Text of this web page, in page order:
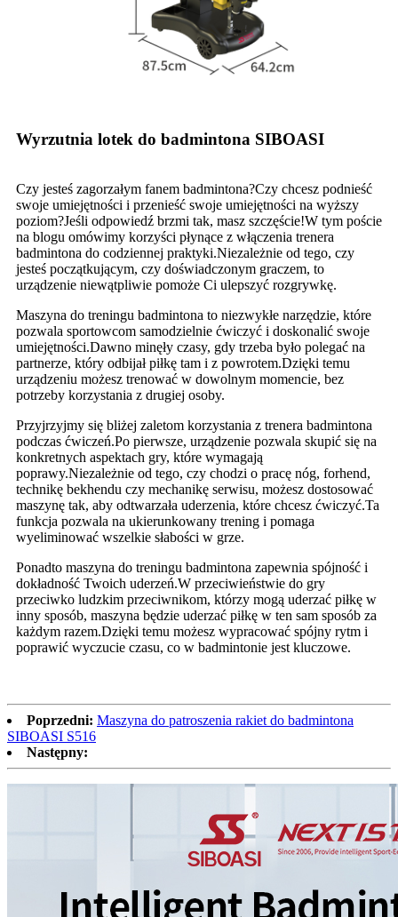
Wyrzutnia lotek do badmintona SIBOASI
Czy jesteś zagorzałym fanem badmintona?Czy chcesz podnieść
swoje umiejętności i przenieść swoje umiejętności na wyższy
poziom?Jeśli odpowiedź brzmi tak, masz szczęście!W tym poście
na blogu omówimy korzyści płynące z włączenia trenera
badmintona do codziennej praktyki.Niezależnie od tego, czy
jesteś początkującym, czy doświadczonym graczem, to
urządzenie niewątpliwie pomoże Ci ulepszyć rozgrywkę.
Maszyna do treningu badmintona to niezwykłe narzędzie, które
pozwala sportowcom samodzielnie ćwiczyć i doskonalić swoje
umiejętności.Dawno minęły czasy, gdy trzeba było polegać na
partnerze, który odbijał piłkę tam i z powrotem.Dzięki temu
urządzeniu możesz trenować w dowolnym momencie, bez
potrzeby korzystania z drugiej osoby.
Przyjrzyjmy się bliżej zaletom korzystania z trenera badmintona
podczas ćwiczeń.Po pierwsze, urządzenie pozwala skupić się na
konkretnych aspektach gry, które wymagają
poprawy.Niezależnie od tego, czy chodzi o pracę nóg, forhend,
technikę bekhendu czy mechanikę serwisu, możesz dostosować
maszynę tak, aby odtwarzała uderzenia, które chcesz ćwiczyć.Ta
funkcja pozwala na ukierunkowany trening i pomaga
wyeliminować wszelkie słabości w grze.
Ponadto maszyna do treningu badmintona zapewnia spójność i
dokładność Twoich uderzeń.W przeciwieństwie do gry
przeciwko ludzkim przeciwnikom, którzy mogą uderzać piłkę w
inny sposób, maszyna będzie uderzać piłkę w ten sam sposób za
każdym razem.Dzięki temu możesz wypracować spójny rytm i
poprawić wyczucie czasu, co w badmintonie jest kluczowe.
Poprzedni: Maszyna do patroszenia rakiet do badmintona
SIBOASI S516
Następny: